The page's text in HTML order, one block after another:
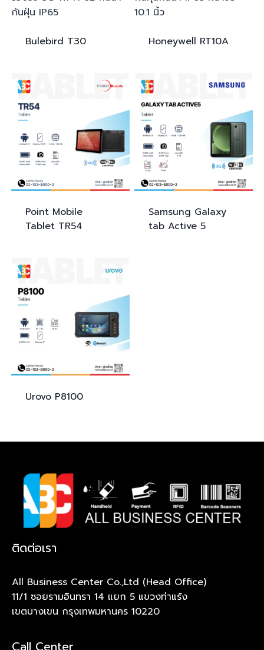
Bulebird T30 Honeywell RT10A
Point Mobile
Tablet TR54
Samsung Galaxy
tab Active 5
Urovo P8100
ติดต่อเรา
All Business Center Co.,Ltd (Head Office)
11/1 ซอยรามอินทรา 14 แยก 5 แขวงท่าแร้ง
เขตบางเขน กรุงเทพมหานคร 10220
Call Center